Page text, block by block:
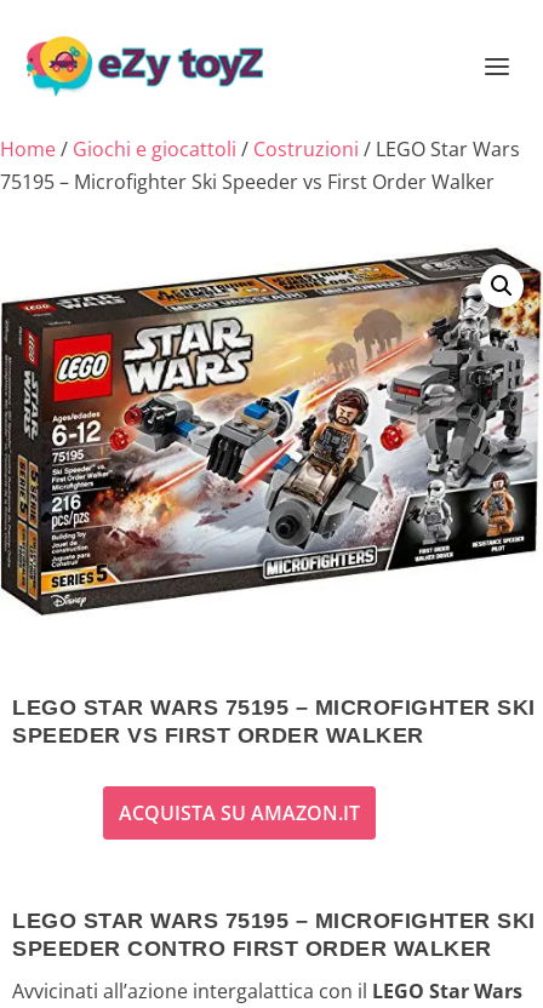
Home/ Giochi e giocattoli / Costruzioni / LEGO Star Wars
75195 – Microfighter Ski Speeder vs First Order Walker
LEGO STAR WARS 75195 – MICROFIGHTER SKI
SPEEDER VS FIRST ORDER WALKER
ACQUISTA SU AMAZON.IT
LEGO STAR WARS 75195 – MICROFIGHTER SKI
SPEEDER CONTRO FIRST ORDER WALKER
Avvicinati all’azione intergalattica con il LEGO Star Wars